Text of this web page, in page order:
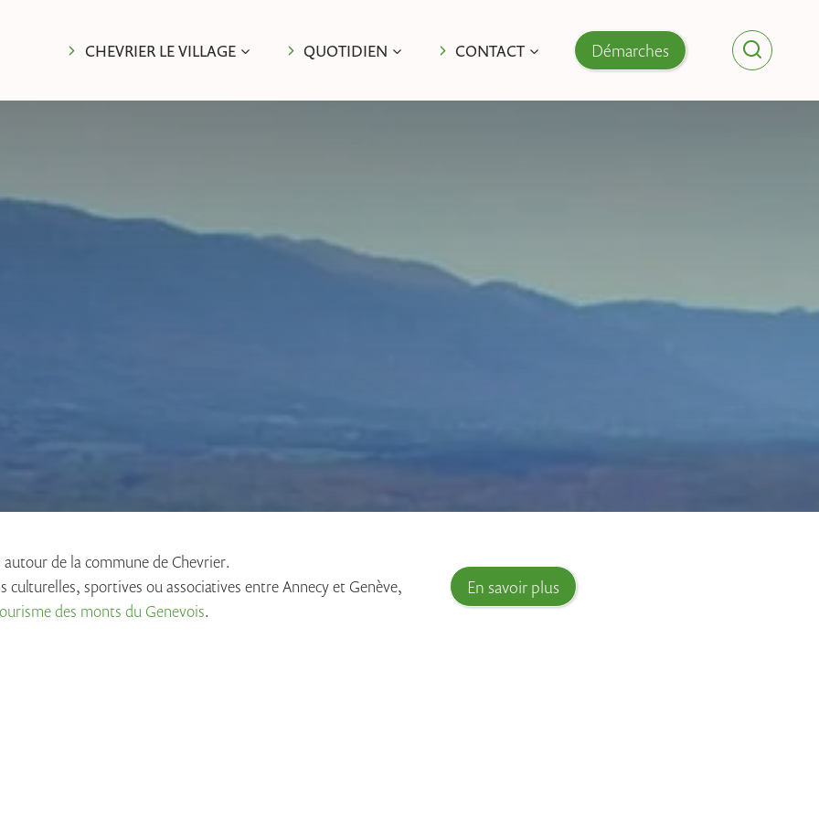
CHEVRIER LE VILLAGE QUOTIDIEN CONTACT Démarches
de la commune de Chevrier.
sportives ou associatives entre Annecy et Genève,
des monts du Genevois.
En savoir plus